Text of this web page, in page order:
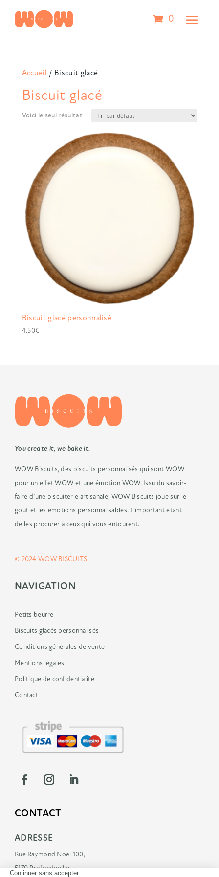
0
Accueil / Biscuit glacé
Biscuit glacé
Voici le seul résultat
Biscuit glacé personnalisé
4.50€
You create it, we bake it.
WOW Biscuits, des biscuits personnalisés qui sont WOW
pour un effet WOW et une émotion WOW. Issu du savoir-
faire d’une biscuiterie artisanale, WOW Biscuits joue sur le
goût et les émotions personnalisables. L’important étant
de les procurer à ceuxqui vous entourent.
© 2024 WOW BISCUITS
NAVIGATION
Petits beurre
Biscuits glacés personnalisés
Conditions générales de vente
Mentions légales
Politique de confidentialité
Contact
CONTACT
ADRESSE
Rue Raymond Noël 100,
5170 Profondeville